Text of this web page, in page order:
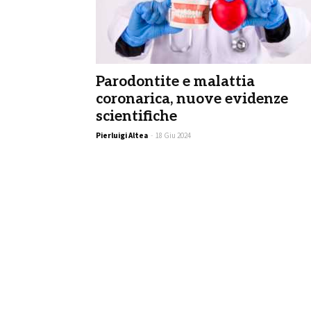
Parodontite e malattia
coronarica, nuove evidenze
scientifiche
Pierluigi Altea - 18 Giu 2024